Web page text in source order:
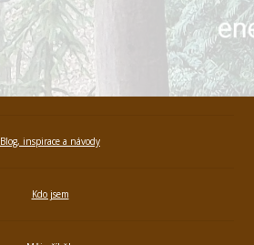
Blog, inspirace a návody
Kdo jsem